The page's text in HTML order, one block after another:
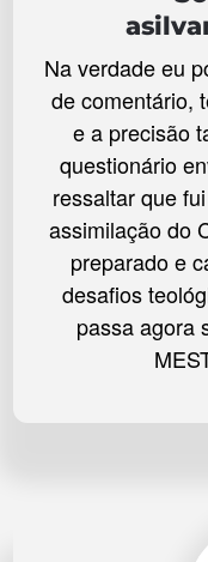
Na verdade eu
de comentário,
e a precisão
questionário
ressaltar que
assimilação do
preparado e
desafios
passa agora